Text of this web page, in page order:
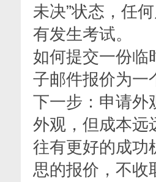
未决”状态，任
有发生考试。
如何提交一份临
子邮件报价为一
下一步：申请外
外观，但成本远
往有更好的成功
思的报价，不收